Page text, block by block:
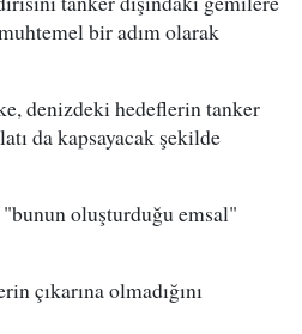
bir adım olarak
denizdeki hedeflerin tanker
da kapsayacak şekilde
oluşturduğu emsal"
çıkarına olmadığını